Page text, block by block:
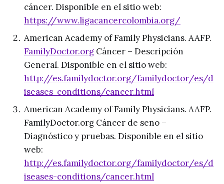
cáncer. Disponible en el sitio web:
https://www.ligacancercolombia.org/
American Academy of Family Physicians. AAFP.
FamilyDoctor.org Cáncer – Descripción
General. Disponible en el sitio web:
http://es.familydoctor.org/familydoctor/es/d
iseases-conditions/cancer.html
American Academy of Family Physicians. AAFP.
FamilyDoctor.org Cáncer de seno –
Diagnóstico y pruebas. Disponible en el sitio
web:
http://es.familydoctor.org/familydoctor/es/d
iseases-conditions/cancer.html